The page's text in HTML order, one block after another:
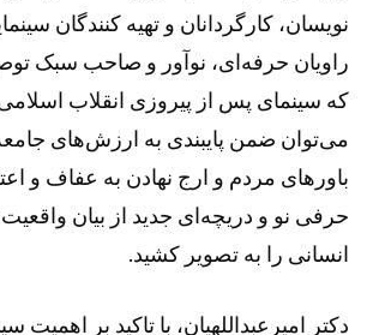
نویسان، کارگردانان و تهیه کنندگان
راویان حرفه‌ای، نوآور و صاحب سبک
که سینمای پس از پیروزی انقلاب
می‌توان ضمن پایبندی به ارزش‌های
باورهای مردم و ارج نهادن به عفاف و
حرفی نو و دریچه‌ای جدید از بیان
انسانی را به تصویر کشید.
دکتر امیرعبداللهیان، با تاکید بر اهمیت